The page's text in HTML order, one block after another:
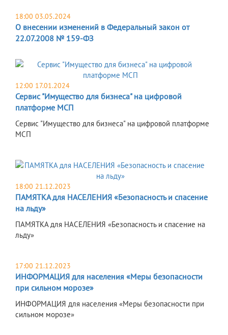
18:00 03.05.2024
О внесении изменений в Федеральный закон от
22.07.2008 № 159-ФЗ
12:00 17.01.2024
Сервис "Имущество для бизнеса" на цифровой
платформе МСП
Сервис "Имущество для бизнеса" на цифровой платформе
МСП
18:00 21.12.2023
ПАМЯТКА для НАСЕЛЕНИЯ «Безопасность и спасение
на льду»
ПАМЯТКА для НАСЕЛЕНИЯ «Безопасность и спасение на
льду»
17:00 21.12.2023
ИНФОРМАЦИЯ для населения «Меры безопасности
при сильном морозе»
ИНФОРМАЦИЯ для населения «Меры безопасности при
сильном морозе»